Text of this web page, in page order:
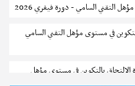
لسنة 2026
بمنوبة 2026-2027
التقني السامي - دورة فيفري 2026
في مستوى مؤهل التقني السامي
بالتكوين في مستوى مؤهل